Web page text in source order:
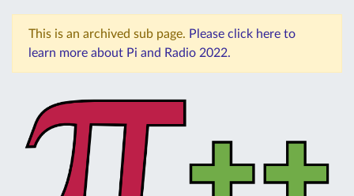
This is an archived sub page. Please click here to
learn more about Pi and Radio 2022.